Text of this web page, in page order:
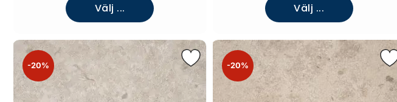
Välj ... Välj ...
-20% -20%